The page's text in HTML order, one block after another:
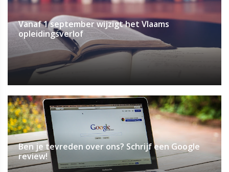
Vanaf 1 september wijzigt het Vlaams
opleidingsverlof
Ben je tevreden over ons? Schrijf een Google
review!